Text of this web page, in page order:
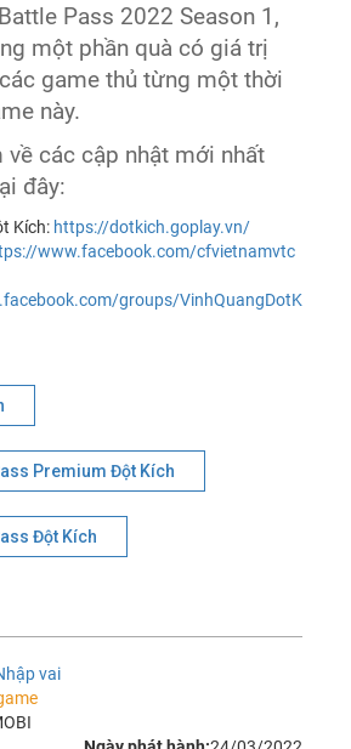
Pass 2022 Season 1,
một phần quà có giá trị
các game thủ từng một thời
này.
về các cập nhật mới nhất
đây:
Kích: https://dotkich.goplay.vn/
www.facebook.com/cfvietnamvtc
groups/VinhQuangDotKich/
Premium Đột Kích
Đột Kích
vai